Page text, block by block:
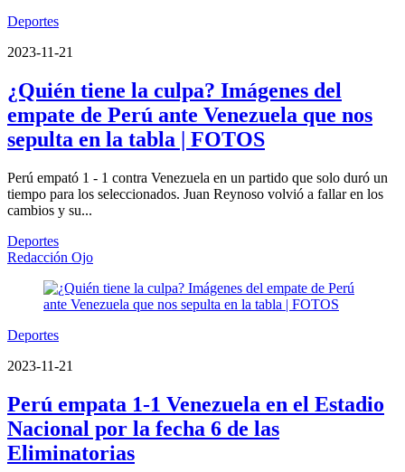
Deportes
2023-11-21
¿Quién tiene la culpa? Imágenes del
empate de Perú ante Venezuela que nos
sepulta en la tabla | FOTOS
Perú empató 1 - 1 contra Venezuela en un partido que solo duró un
tiempo para los seleccionados. Juan Reynoso volvió a fallar en los
cambios y su...
Deportes
Redacción Ojo
Deportes
2023-11-21
Perú empata 1-1 Venezuela en el Estadio
Nacional por la fecha 6 de las
Eliminatorias